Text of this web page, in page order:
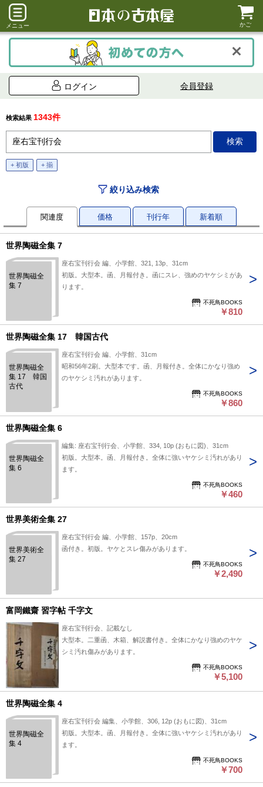
メニュー かご
ログイン 会員登録
検索結果 1343件
+ 初版 + 揃
絞り込み検索
関連度 価格 刊行年 新着順
世界陶磁全集 7
世界陶磁全
集 7
座右宝刊行会 編、小学館、321, 13p、31cm
初版。大型本。函、月報付き。函にスレ、強めのヤケシミがあ
ります。
不死鳥BOOKS
￥810
世界陶磁全集 17 韓国古代
世界陶磁全
集 17 韓国
古代
座右宝刊行会 編、小学館、31cm
昭和56年2刷。大型本です。函、月報付き。全体にかなり強め
のヤケシミ汚れがあります。
不死鳥BOOKS
￥860
世界陶磁全集 6
世界陶磁全
集 6
編集: 座右宝刊行会、小学館、334, 10p (おもに図)、31cm
初版。大型本。函、月報付き。全体に強いヤケシミ汚れがあり
ます。
不死鳥BOOKS
￥460
世界美術全集 27
世界美術全
集 27
座右宝刊行会 編、小学館、157p、20cm
函付き。初版。ヤケとスレ傷みがあります。
不死鳥BOOKS
￥2,490
富岡鐵齋 習字帖 千字文
座右宝刊行会、記載なし
大型本。二重函、木箱、解説書付き。全体にかなり強めのヤケ
シミ汚れ傷みがあります。
不死鳥BOOKS
￥5,100
世界陶磁全集 4
世界陶磁全
集 4
座右宝刊行会 編集、小学館、306, 12p (おもに図)、31cm
初版。大型本。函、月報付き。全体に強いヤケシミ汚れがあり
ます。
不死鳥BOOKS
￥700